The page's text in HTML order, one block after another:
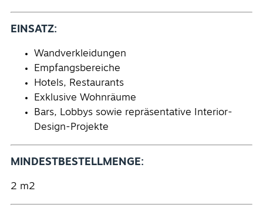
EINSATZ:
Wandverkleidungen
Empfangsbereiche
Hotels, Restaurants
Exklusive Wohnräume
Bars, Lobbys sowie repräsentative Interior-
Design-Projekte
MINDESTBESTELLMENGE:
2 m2